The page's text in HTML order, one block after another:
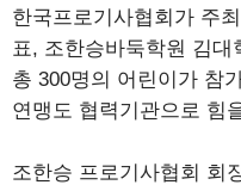
한국프로기사협회가 주
표, 조한승바둑학원 김
총 300명의 어린이가 참
연맹도 협력기관으로 힘
조한승 프로기사협회 회